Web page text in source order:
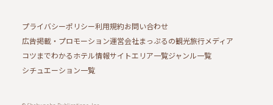
プライバシーポリシー利用規約お問い合わせ
広告掲載・プロモーション運営会社まっぷるの観光旅行メディア
コツまでわかるホテル情報サイトエリア一覧ジャンル一覧
シチュエーション一覧